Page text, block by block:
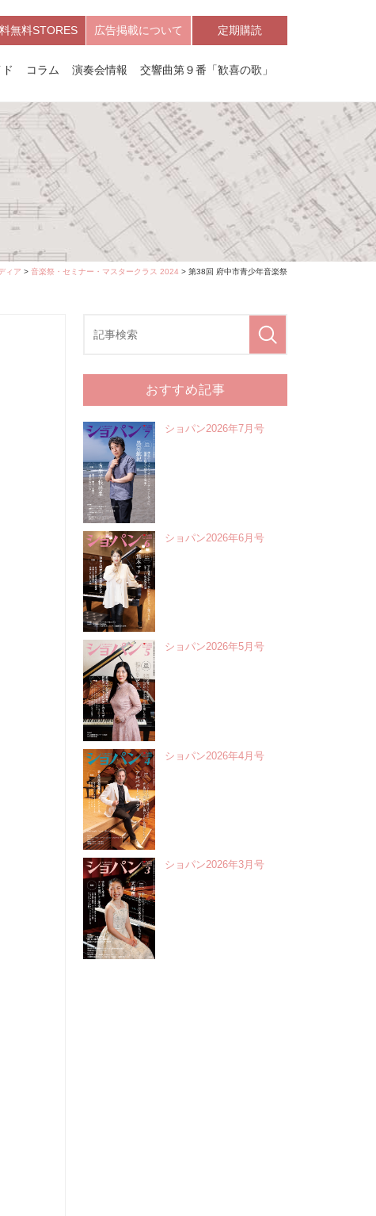
無料STORES 広告掲載について 定期購読
コラム 演奏会情報 交響曲第９番「歓喜の歌」
ィア > 音楽祭・セミナー・マスタークラス 2024 > 第38回 府中市青少年音楽祭
おすすめ記事
ショパン2026年7月号
ショパン2026年6月号
ショパン2026年5月号
ショパン2026年4月号
ショパン2026年3月号